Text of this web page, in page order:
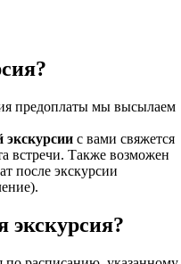
предоплаты мы высылаем
экскурсии с вами свяжется
встречи. Также возможен
после экскурсии
экскурсия?